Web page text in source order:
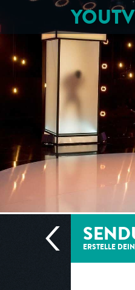
YOUTV
ERSTELLE